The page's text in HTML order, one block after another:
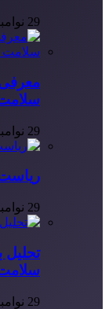
29 نوامبر 2024
29 نوامبر 2024
ریاست
29 نوامبر 2024
تحلیل
29 نوامبر 2024